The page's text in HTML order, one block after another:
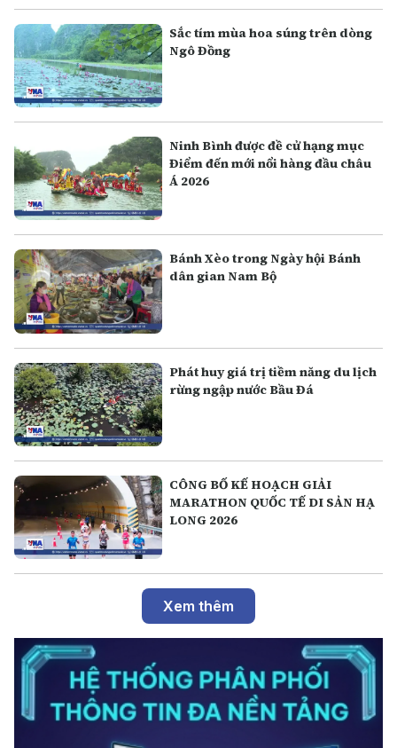
Sắc tím mùa hoa súng trên dòng
Ngô Đồng
Ninh Bình được đề cử hạng mục
Điểm đến mới nổi hàng đầu châu
Á 2026
Bánh Xèo trong Ngày hội Bánh
dân gian Nam Bộ
Phát huy giá trị tiềm năng du lịch
rừng ngập nước Bầu Đá
CÔNG BỐ KẾ HOẠCH GIẢI
MARATHON QUỐC TẾ DI SẢN HẠ
LONG 2026
Xem thêm